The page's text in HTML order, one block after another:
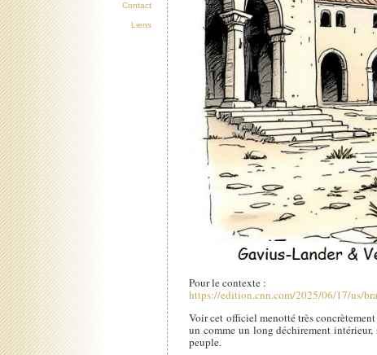
Pour le contexte :
https://edition.cnn.com/2025/06/17/us/
Voir cet officiel menotté très
un comme un long déchirement
peuple.
Contact
Liens